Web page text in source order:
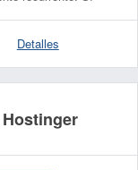
Detalles